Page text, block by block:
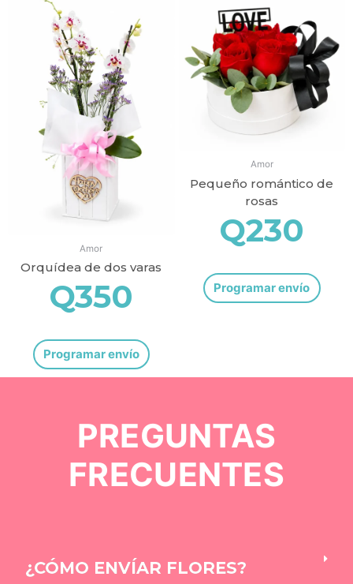
Amor
Orquídea de dos varas
Q350
Programar envío
Amor
Pequeño romántico de
rosas
Q230
Programar envío
PREGUNTAS
FRECUENTES
¿CÓMO ENVÍAR FLORES?